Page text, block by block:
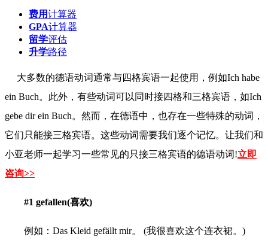
费用计算器
GPA计算器
留学评估
升学路径
大多数的德语动词通常与四格宾语一起使用，例如Ich habe
ein Buch。此外，有些动词可以同时接四格和三格宾语，如Ich
gebe dir ein Buch。然而，在德语中，也存在一些特殊的动词，
它们只能接三格宾语。这些动词需要我们逐个记忆。让我们和
小亚老师一起学习一些常见的只接三格宾语的德语动词!立即
咨询>>
#1 gefallen(喜欢)
例如：Das Kleid gefällt mir。 (我很喜欢这个连衣裙。)